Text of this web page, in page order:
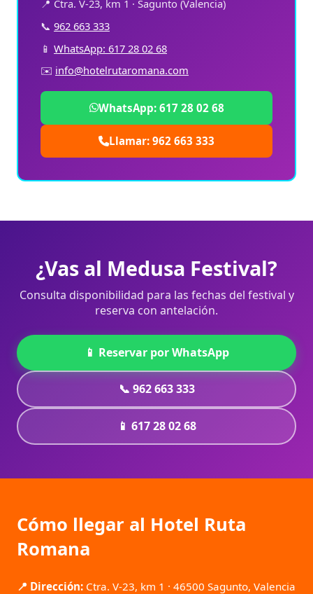
📍 Ctra. V-23, km 1 · Sagunto (Valencia)
📞 962 663 333
📱 WhatsApp: 617 28 02 68
✉️ info@hotelrutaromana.com
WhatsApp: 617 28 02 68
Llamar: 962 663 333
¿Vas al Medusa Festival?
Consulta disponibilidad para las fechas del festival y
reserva con antelación.
📱 Reservar por WhatsApp
📞 962 663 333
📱 617 28 02 68
Cómo llegar al Hotel Ruta
Romana
📍 Dirección: Ctra. V-23, km 1 · 46500 Sagunto, Valencia